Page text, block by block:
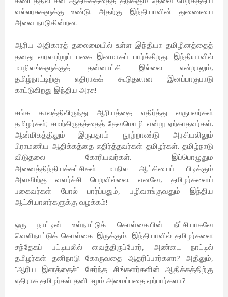
வல்லரசுகளுக்கு உண்டு. அதற்கு இந்தியாவின் துணையை
அவை நாடுகின்றன.
ஆரிய அதிகாரத் தலைமையில் உள்ள இந்தியா தமிழினத்தைத்
தனது வரலாற்றுப் பகை இனமாகப் பார்க்கிறது. இந்தியாவில்
மாநிலங்களுக்குத் தன்னாட்சி இல்லை என்றாலும்,
தமிழ்நாட்டிற்கு எதிராகக் கூடுதலான இனப்பாகுபாடு
காட்டுகிறது இந்திய அரசு!
சங்க காலத்திலிருந்து ஆரியத்தை எதிர்த்து வருபவர்கள்
தமிழர்கள்; சமற்கிருதத்தைத் தேவமொழி என்று ஏற்காதவர்கள்.
ஆன்மிகத்திலும் இருபதாம் நூற்றாண்டு அரசியலிலும்
பிராமணிய ஆதிக்கத்தை எதிர்த்தவர்கள் தமிழர்கள். தமிழ்நாடு
விடுதலை கோரியவர்கள். இப்பொழுதும
அனைத்திந்தியக்கட்சிகள் மாநில ஆட்சியைப் பிடிக்கும்
அளவிற்கு வளர்ச்சி பெறவில்லை. எனவே, தமிழர்களைப்
பகைவர்கள் போல் பார்ப்பதும், பழிவாங்குவதும் இந்திய
ஆட்சியாளர்களுக்கு வழக்கம்!
ஒரு நாட்டின் உள்நாட்டுக் கொள்கையின் நீட்சியாகவே
வெளிநாட்டுக் கொள்கை இருக்கும். இந்தியாவில் தமிழர்களை
சந்தேகப் பட்டியலில் வைத்திருப்போர், அண்டை நாட்டில்
தமிழர்கள் தனிநாடு கோருவதை ஆதரிப்பார்களா? அதிலும்,
“ஆரிய இனத்தைச்” சேர்ந்த சிங்களர்களின் ஆதிக்கத்திற்கு
எதிராக தமிழர்கள் தனி ஈழம் அமைப்பதை ஏற்பார்களா?